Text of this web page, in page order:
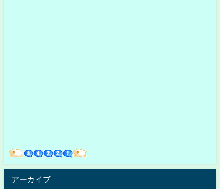
アーカイブ